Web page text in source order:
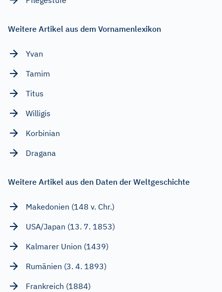
Weitere Artikel aus dem Vornamenlexikon
Yvan
Tamim
Titus
Willigis
Korbinian
Dragana
Weitere Artikel aus den Daten der Weltgeschichte
Makedonien (148 v. Chr.)
USA/Japan (13. 7. 1853)
Kalmarer Union (1439)
Rumänien (3. 4. 1893)
Frankreich (1884)